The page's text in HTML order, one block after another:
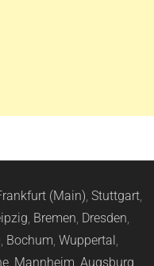
(Main), Stuttgart,
, Bremen, Dresden,
, Bochum, Wuppertal,
, Mannheim, Augsburg,